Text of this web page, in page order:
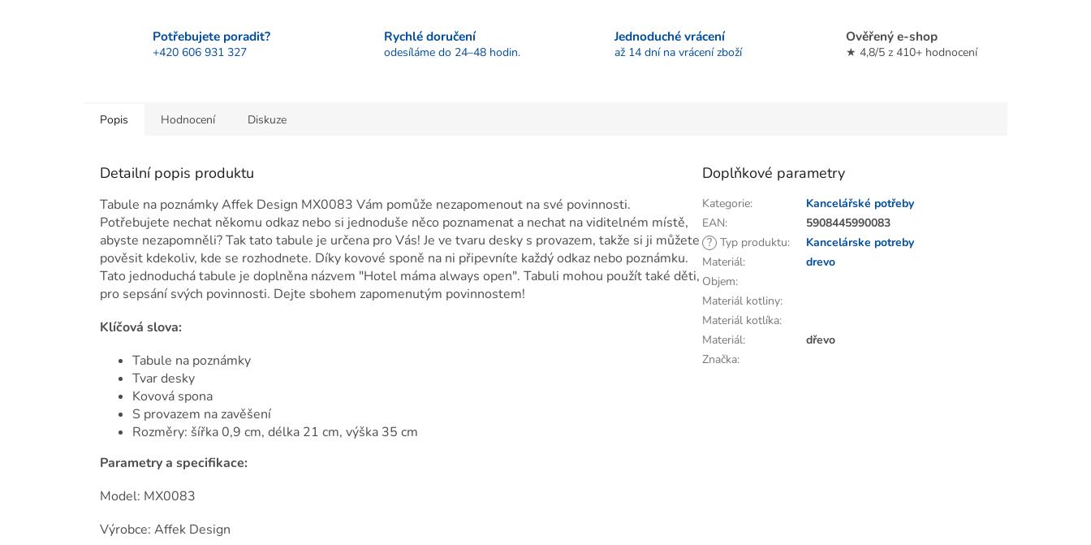
Potřebujete poradit?
+420 606 931 327
Rychlé doručení
odesíláme do 24–48 hodin.
Jednoduché vrácení
až 14 dní na vrácení zboží
Ověřený e-shop
★ 4,8/5 z 410+ hodnocení
Popis Hodnocení Diskuze
Detailní popis produktu
Tabule na poznámky Affek Design MX0083 Vám pomůže nezapomenout na své povinnosti.
Potřebujete nechat někomu odkaz nebo si jednoduše něco poznamenat a nechat na viditelném místě,
abyste nezapomněli? Tak tato tabule je určena pro Vás! Je ve tvaru desky s provazem, takže si ji můžete
pověsit kdekoliv, kde se rozhodnete. Díky kovové sponě na ni připevníte každý odkaz nebo poznámku.
Tato jednoduchá tabule je doplněna názvem "Hotel máma always open". Tabuli mohou použít také děti,
pro sepsání svých povinnosti. Dejte sbohem zapomenutým povinnostem!
Klíčová slova:
Tabule na poznámky
Tvar desky
Kovová spona
S provazem na zavěšení
Rozměry: šířka 0,9 cm, délka 21 cm, výška 35 cm
Parametry a specifikace:
Model: MX0083
Výrobce: Affek Design
Doplňkové parametry
Kategorie:
Kancelářské potřeby
EAN:
5908445990083
? Typ produktu:
Kancelárske potreby
Materiál:
drevo
Objem:
Materiál kotliny:
Materiál kotlíka:
Materiál:
dřevo
Značka: